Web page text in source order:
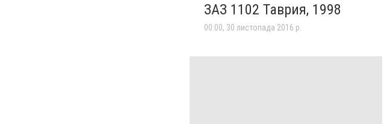
ЗАЗ 1102 Таврия, 1998
00:00, 30 листопада 2016 р.